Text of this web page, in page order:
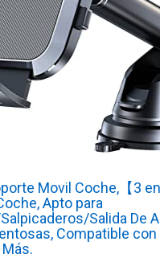
Movil Coche,【3
Apto para
Salida De
Compatible con